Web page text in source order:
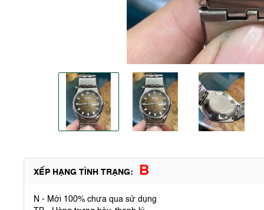
XẾP HẠNG TÌNH TRẠNG: B
N - Mới 100% chưa qua sử dụng